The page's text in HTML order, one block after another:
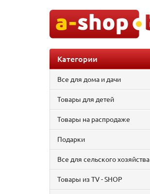
Категории
Все для дома и дачи
Товары для детей
Товары на распродаже
Подарки
Все для сельского хозяйства
Товары из TV - SHOP